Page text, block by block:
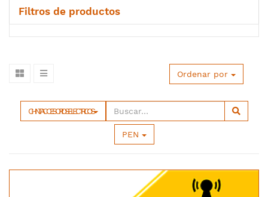
Filtros de productos
CHINT ACCESORIOS ELECTRICOS
PEN
Ordenar por